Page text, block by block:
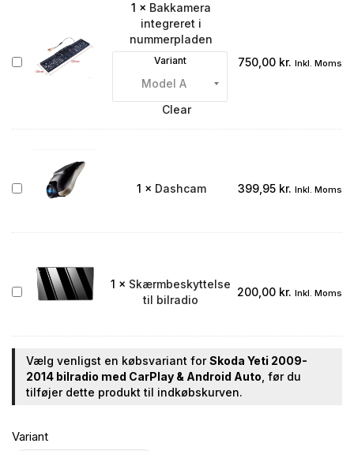
Bakkamera
integreret
1 × Bakkamera
integreret i
nummerpladen
Variant
Clear
750,00 kr. Inkl. Moms
Dashcam 1 × Dashcam 399,95 kr. Inkl. Moms
Skærmbeskyttelse
1 × Skærmbeskyttelse
til bilradio
200,00 kr. Inkl. Moms
Vælg venligst en købsvariant forSkoda Yeti 2009-
2014 bilradio med CarPlay & Android Auto , før du
tilføjer dette produkt til indkøbskurven.
Variant